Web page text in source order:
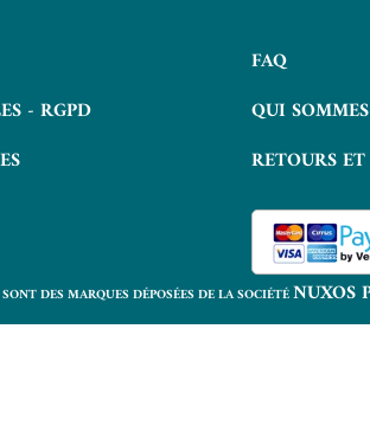
- RGPD
FAQ
QUI
RETOURS
SONT DES MARQUES DÉPOSÉES DE LA SOCIÉTÉNUXOS